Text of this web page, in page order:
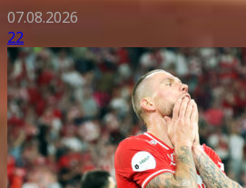
07.08.2026
22